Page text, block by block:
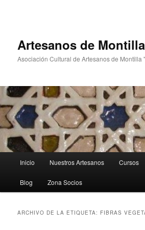
Artesanos de Montilla
Asociación Cultural de Artesanos de Montilla
principal
Inicio Nuestros Artesanos Cursos
Blog Zona Socios
ARCHIVO DE LA ETIQUETA: FIBRAS